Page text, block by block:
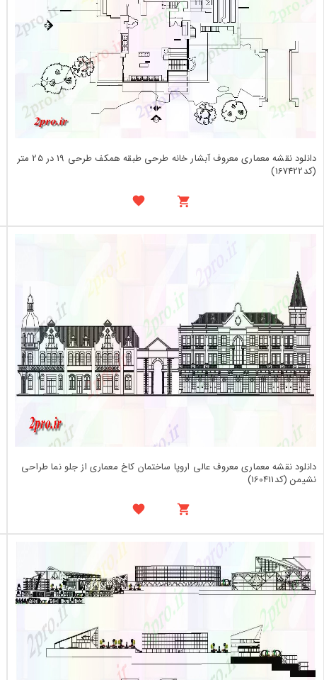
دانلود نقشه معماری معروف آبشار خانه طرحی طبقه همکف طرحی 19 در 25 متر
(کد167422)
دانلود نقشه معماری معروف عالی اروپا ساختمان کاخ معماری از جلو نما طراحی
نشیمن (کد160411)